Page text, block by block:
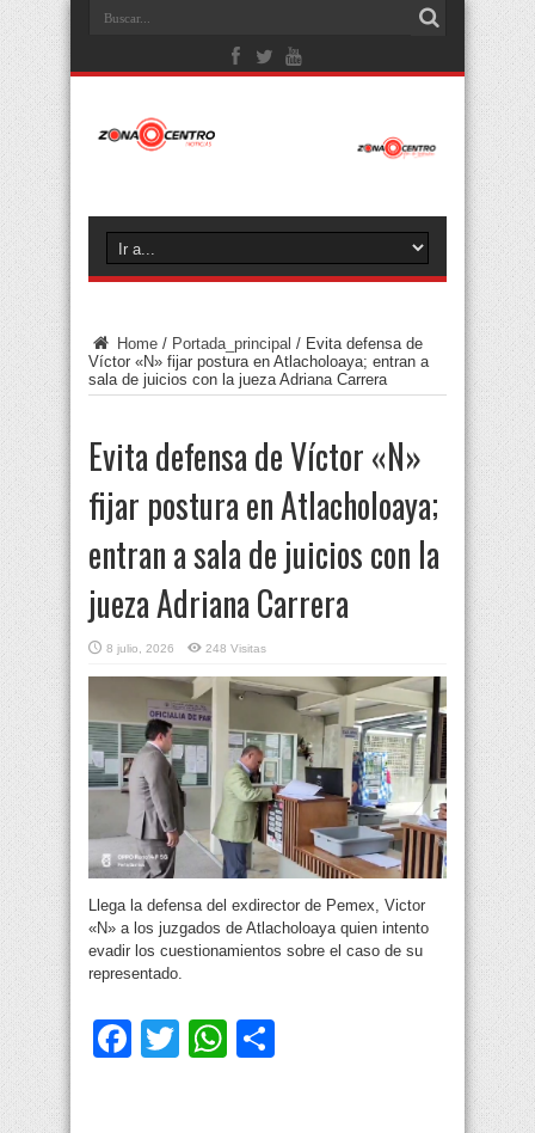
Home / Portada_principal / Evita defensa de
Víctor «N» fijar postura en Atlacholoaya; entran a
sala de juicios con la jueza Adriana Carrera
Evita defensa de Víctor «N»
fijar postura en Atlacholoaya;
entran a sala de juicios con la
jueza Adriana Carrera
8 julio, 2026 248 Visitas
Llega la defensa del exdirector de Pemex, Victor
«N» a los juzgados de Atlacholoaya quien intento
evadir los cuestionamientos sobre el caso de su
representado.
Facebook
TwitterWhatsApp